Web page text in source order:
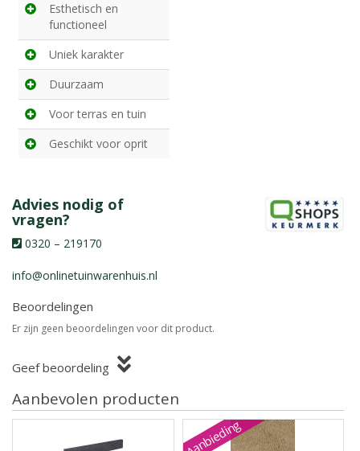
Esthetisch en
functioneel
Uniek karakter
Duurzaam
Voor terras en tuin
Geschikt voor oprit
Advies nodig of
vragen?
0320 – 219170
info@onlinetuinwarenhuis.nl
Beoordelingen
Er zijn geen beoordelingen voor dit product.
Geef beoordeling
Aanbevolen producten
Aanbieding